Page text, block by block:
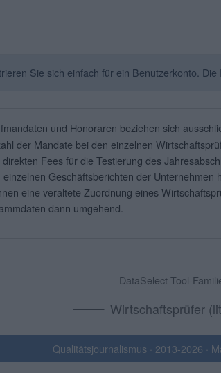
Sie sich einfach für ein Benutzerkonto.
und Honoraren beziehen sich
der Mandate bei den einzelnen
Fees für die Testierung des
Geschäftsberichten der
eine veraltete Zuordnung eines
dann umgehend.
DataSelect Tool-
Wirtschaftsprüfer
Qualitätsjournalismus · 2013-2026 ·